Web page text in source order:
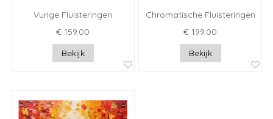
Vurige Fluisteringen
€ 159.00
Bekijk
Chromatische Fluisteringen
€ 199.00
Bekijk